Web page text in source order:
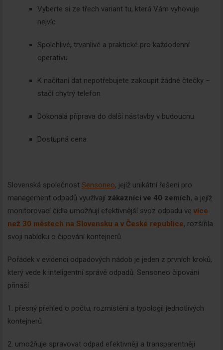
Vyberte si ze třech variant tu, která Vám vyhovuje
nejvíc
Spolehlivé, trvanlivé a praktické pro každodenní
operativu
K načítaní dat nepotřebujete zakoupit žádné čtečky –
stačí chytrý telefon
Dokonalá příprava do další nástavby v budoucnu
Dostupná cena
Slovenská společnost Sensoneo, jejíž unikátní řešení pro
management odpadů využívají zákazníci ve 40 zemích, a jejíž
monitorovací čidla umožňují efektivnější svoz odpadu ve více
než 30 městech na Slovensku a v České republice, rozšířila
svoji nabídku o čipování kontejnerů.
Pořádek v evidenci odpadových nádob je jeden z prvních kroků,
který vede k inteligentní správě odpadů. Sensoneo čipování
přináší
1. přesný přehled o počtu, rozmístění a typologii jednotlivých
kontejnerů
2. umožňuje spravovat odpad efektivněji a transparentněji